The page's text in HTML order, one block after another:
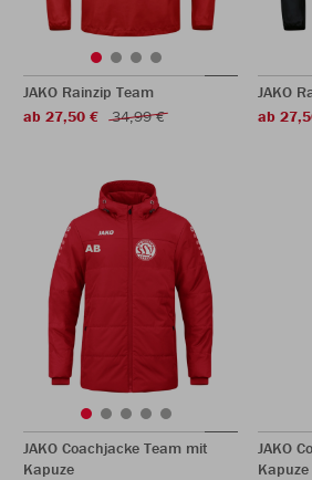
JAKO Rainzip Team
ab 27,50 €
34,99 €
JAKO
ab
JAKO Coachjacke Team mit
Kapuze
JAKO
Kapuze